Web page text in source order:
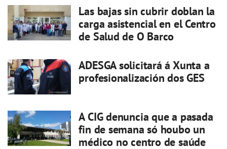
Las bajas sin cubrir doblan la
carga asistencial en el Centro
de Salud de O Barco
ADESGA solicitará á Xunta a
profesionalización dos GES
A CIG denuncia que a pasada
fin de semana só houbo un
médico no centro de saúde